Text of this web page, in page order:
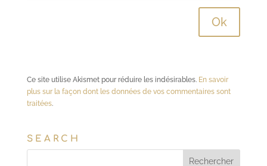
Ce site utilise Akismet pour réduire les indésirables. En savoir
plus sur la façon dont les données de vos commentaires sont
traitées.
SEARCH